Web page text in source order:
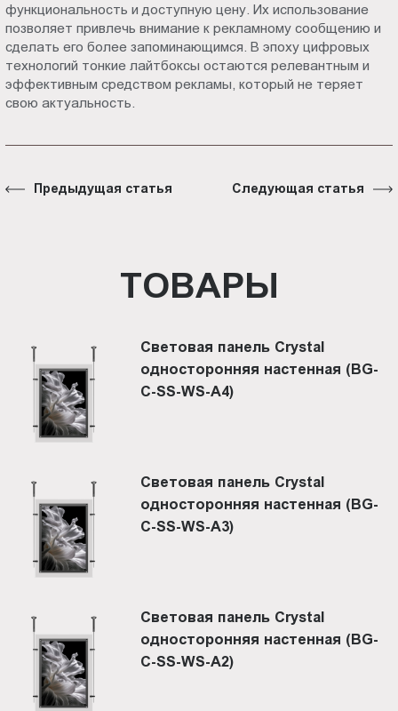
функциональность и доступную цену. Их использование
позволяет привлечь внимание к рекламному сообщению и
сделать его более запоминающимся. В эпоху цифровых
технологий тонкие лайтбоксы остаются релевантным и
эффективным средством рекламы, который не теряет
свою актуальность.
Предыдущая статья Следующая статья
ТОВАРЫ
Световая панель Crystal
односторонняя настенная (BG-
C-SS-WS-A4)
Световая панель Crystal
односторонняя настенная (BG-
C-SS-WS-A3)
Световая панель Crystal
односторонняя настенная (BG-
C-SS-WS-A2)